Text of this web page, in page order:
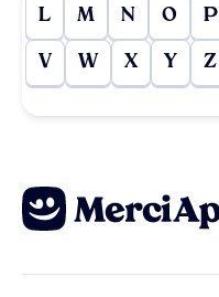
L M N O P
V W X Y Z